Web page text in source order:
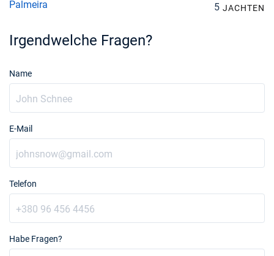
Palmeira 5 JACHTEN
Irgendwelche Fragen?
Name
E-Mail
Telefon
Habe Fragen?